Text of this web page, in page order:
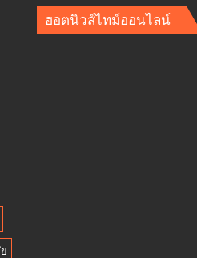
า
ฮอตนิวส์ไทม์ออนไลน์